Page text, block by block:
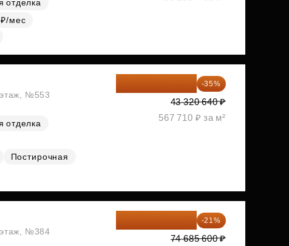
отделка
₽/мес
№553
отделка
Постирочная
-35%
43 320 640 ₽
567 710 ₽ за м²
№384
-21%
74 685 600 ₽